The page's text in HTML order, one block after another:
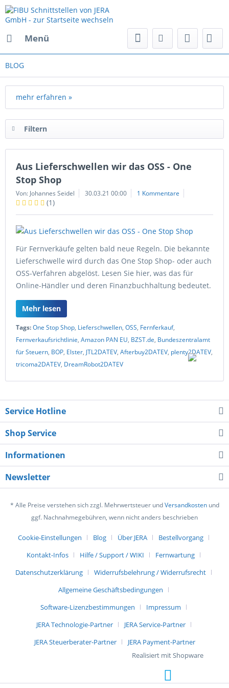
Menü
BLOG
mehr erfahren »
Filtern
Aus Lieferschwellen wir das OSS - One
Stop Shop
Von: Johannes Seidel 30.03.21 00:00 1 Kommentare
(1)
Für Fernverkäufe gelten bald neue Regeln. Die bekannte
Lieferschwelle wird durch das One Stop Shop- oder auch
OSS-Verfahren abgelöst. Lesen Sie hier, was das für
Online-Händler und deren Finanzbuchhaltung bedeutet.
Mehr lesen
Tags:One Stop Shop, Lieferschwellen, OSS, Fernferkauf,
Fernverkaufsrichtlinie, Amazon PAN EU, BZST.de, Bundeszentralamt
für Steuern, BOP, Elster, JTL2DATEV, Afterbuy2DATEV, plenty2DATEV,
tricoma2DATEV, DreamRobot2DATEV
Service Hotline
Shop Service
Informationen
Newsletter
* Alle Preise verstehen sich zzgl. Mehrwertsteuer undVersandkostenund
ggf. Nachnahmegebühren, wenn nicht anders beschrieben
Cookie-Einstellungen Blog Über JERA
Bestellvorgang
Kontakt-Infos
Hilfe / Support / WIKI
Fernwartung
Datenschutzerklärung
Widerrufsbelehrung / Widerrufsrecht
Allgemeine Geschäftsbedingungen
Software-Lizenzbestimmungen
Impressum
JERA Technologie-Partner
JERA Service-Partner
JERA Steuerberater-Partner
JERA Payment-Partner
Realisiert mit Shopware